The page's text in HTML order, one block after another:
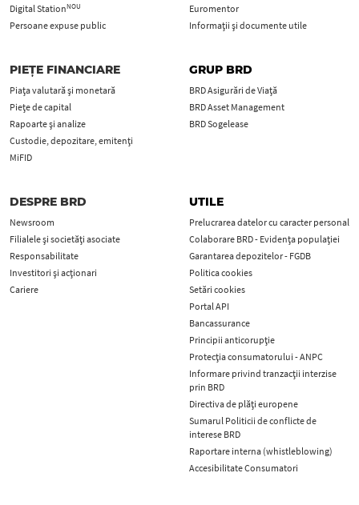
Digital StationNOU
Persoane expuse public
Euromentor
Informații și documente utile
PIEȚE FINANCIARE
Piața valutară și monetară
Piețe de capital
Rapoarte și analize
Custodie, depozitare, emitenți
MiFID
GRUP BRD
BRD Asigurări de Viață
BRD Asset Management
BRD Sogelease
DESPRE BRD
Newsroom
Filialele și societăți asociate
Responsabilitate
Investitori și acționari
Cariere
UTILE
Prelucrarea datelor cu caracter personal
Colaborare BRD - Evidența populației
Garantarea depozitelor - FGDB
Politica cookies
Setări cookies
Portal API
Bancassurance
Principii anticorupţie
Protecţia consumatorului - ANPC
Informare privind tranzacții interzise
prin BRD
Directiva de plăți europene
Sumarul Politicii de conflicte de
interese BRD
Raportare interna (whistleblowing)
Accesibilitate Consumatori